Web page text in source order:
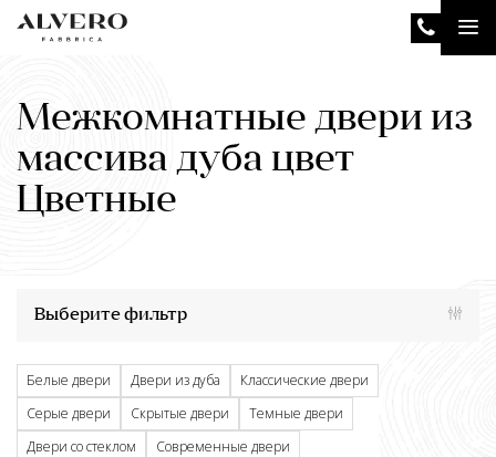
Перейти
Межкомнатные двери из
массива дуба цвет
Цветные
Выберите фильтр
Белые двери Двери из дуба
Классические двери
Серые двери
Скрытые двери
Темные двери
Двери со стеклом
Современные двери